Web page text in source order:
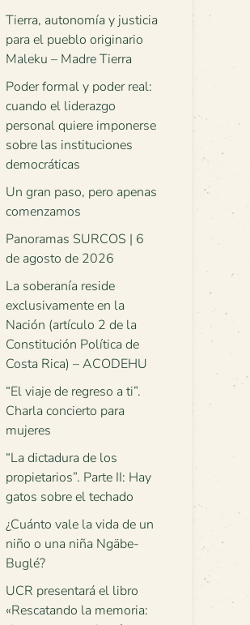
Tierra, autonomía y justicia
para el pueblo originario
Maleku – Madre Tierra
Poder formal y poder real:
cuando el liderazgo
personal quiere imponerse
sobre las instituciones
democráticas
Un gran paso, pero apenas
comenzamos
Panoramas SURCOS | 6
de agosto de 2026
La soberanía reside
exclusivamente en la
Nación (artículo 2 de la
Constitución Política de
Costa Rica) – ACODEHU
“El viaje de regreso a ti”.
Charla concierto para
mujeres
“La dictadura de los
propietarios”. Parte II: Hay
gatos sobre el techado
¿Cuánto vale la vida de un
niño o una niña Ngäbe-
Buglé?
UCR presentará el libro
«Rescatando la memoria: